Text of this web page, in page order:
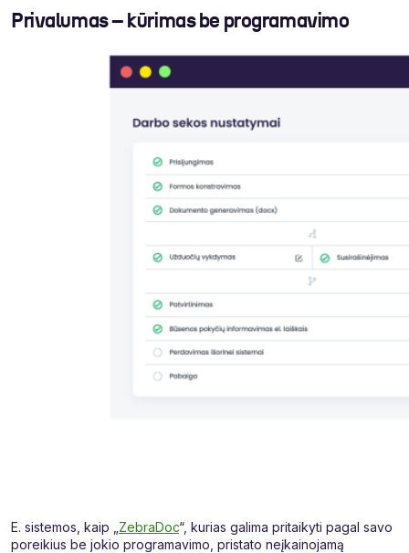
Privalumas – kūrimas be programavimo
E. sistemos, kaip „ ZebraDoc“, kurias galima pritaikyti pagal savo
poreikius be jokio programavimo, pristato neįkainojamą